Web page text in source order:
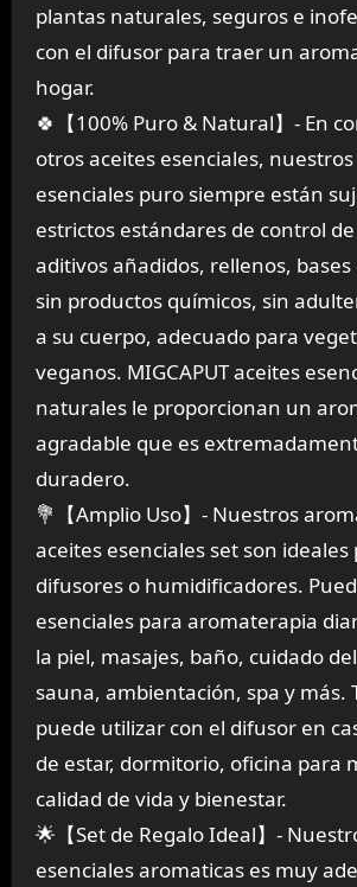
plantas naturales, seguros e
con el difusor para traer un
hogar.
🍀【100% Puro & Natural】- En
otros aceites esenciales,
esenciales puro siempre están
estrictos estándares de control
aditivos añadidos, rellenos,
sin productos químicos, sin
a su cuerpo, adecuado para
veganos. MIGCAPUT aceites
naturales le proporcionan un
agradable que es
duradero.
💐【Amplio Uso】- Nuestros
aceites esenciales set son
difusores o humidificadores.
esenciales para aromaterapia
la piel, masajes, baño, cuidado
sauna, ambientación, spa y más.
puede utilizar con el difusor en
de estar, dormitorio, oficina para
calidad de vida y bienestar.
🌟【Set de Regalo Ideal】-
esenciales aromaticas es muy